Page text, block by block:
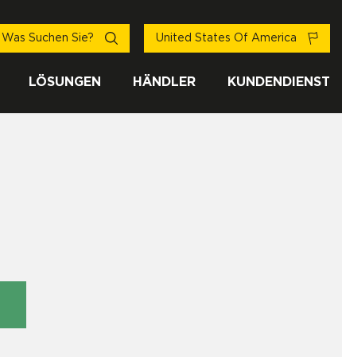
LÖSUNGEN HÄNDLER KUNDENDIENST
Was Suchen Sie? United States Of America